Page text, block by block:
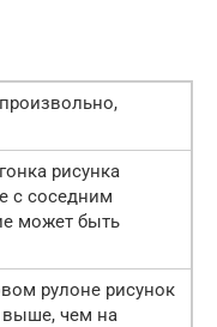
рисунка
с соседним
может быть
рулоне рисунок
выше, чем на